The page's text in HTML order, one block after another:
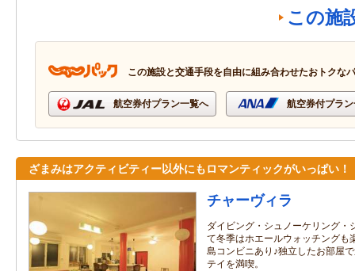
この施
この施設と交通手段を自由に組み合わせたおトクな
航空券付プラン一覧へ 航空券付プラ
ざまみはアクティビティー以外にもロマンティックがいっぱい！
チャーヴィラ
ダイビング・シュノーケリング・
て冬季はホエールウォッチングも
島コンビニあり♪独立したお部屋
テイを満喫。